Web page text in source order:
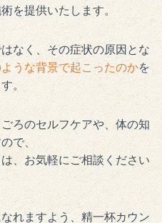
を提供いたします。
なく、その症状の原因とな
うな背景で起こったのかを
。
ろのセルフケアや、体の知
で、
、お気軽にご相談ください
れますよう、精一杯カウン